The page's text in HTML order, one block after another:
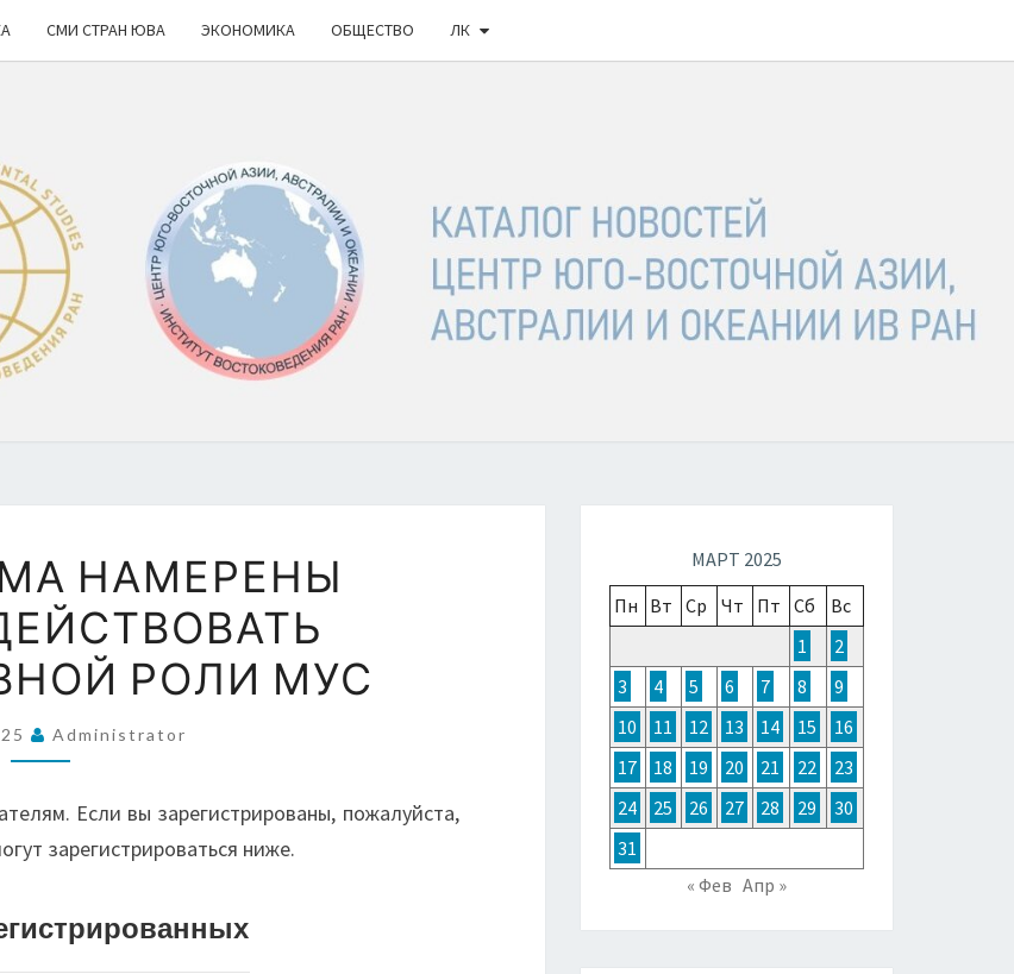
СМИ СТРАН ЮВА ЭКОНОМИКА ОБЩЕСТВО ЛК
КАТАЛОГ
НОВОСТЕЙ
ВОСТОЧНОЙ
АЗИИ,
АВСТРАЛИИ
И ОКЕАНИИ
ИВ
РАН
И
МЬЯНМА
НАМЕРЕНЫ
ПРОТИВОДЕЙСТВОВАТЬ
ДЕСТРУКТИВНОЙ
РОЛИ
НАМЕРЕНЫ
РОЛИ МУС
Administrator
Если вы зарегистрированы, пожалуйста,
зарегистрироваться ниже.
МАРТ 2025
Пн Вт Ср Чт Пт Сб
Вс
1
2
3
4 5 6 7 8
9
10
11 12 13 14 15
16
17
18 19 20 21 22
23
24
25 26 27 28 29
30
31
« Фев Апр »